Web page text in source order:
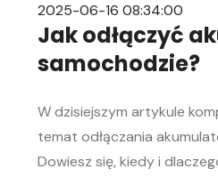
2025-06-16 08:34:00
Jak odłączyć
samochodzie?
W dzisiejszym artykule
temat odłączania
Dowiesz się, kiedy i